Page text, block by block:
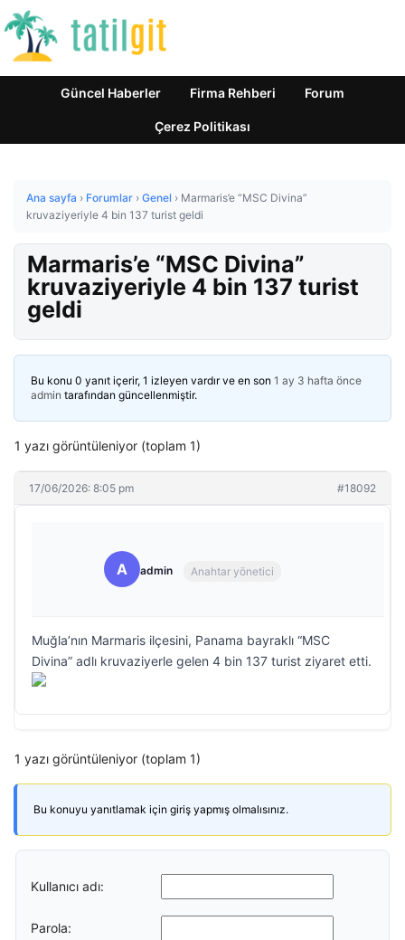
Güncel Haberler Firma Rehberi Forum
Çerez Politikası
Ana sayfa › Forumlar › Genel › Marmaris’e “MSC Divina”
kruvaziyeriyle 4 bin 137 turist geldi
Marmaris’e “MSC Divina”
kruvaziyeriyle 4 bin 137 turist
geldi
Bu konu 0 yanıt içerir, 1 izleyen vardır ve en son 1 ay 3 hafta önce
admin tarafından güncellenmiştir.
1 yazı görüntüleniyor (toplam 1)
17/06/2026: 8:05 pm #18092
A admin Anahtar yönetici
Muğla’nın Marmaris ilçesini, Panama bayraklı “MSC
Divina” adlı kruvaziyerle gelen 4 bin 137 turist ziyaret etti.
1 yazı görüntüleniyor (toplam 1)
Bu konuyu yanıtlamak için giriş yapmış olmalısınız.
Kullanıcı adı:
Parola: